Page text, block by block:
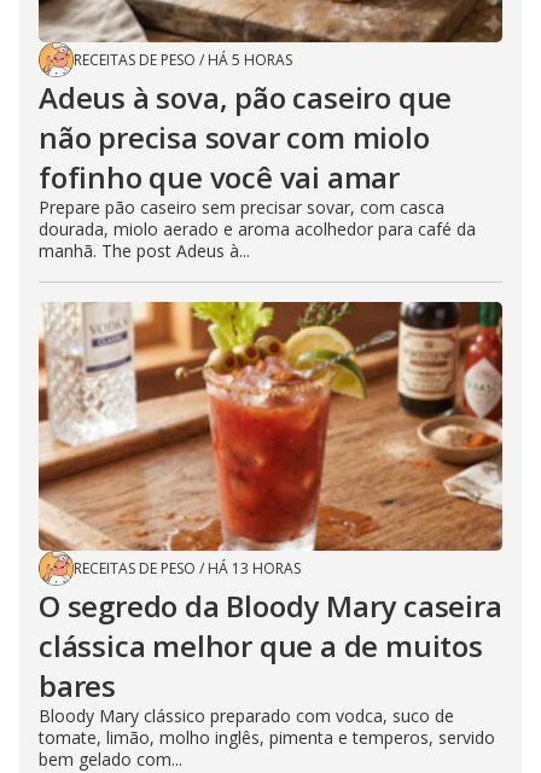
RECEITAS DE PESO / HÁ 5 HORAS
Adeus à sova, pão caseiro que
não precisa sovar com miolo
fofinho que você vai amar
Prepare pão caseiro sem precisar sovar, com casca
dourada, miolo aerado e aroma acolhedor para café da
manhã. The post Adeus à...
RECEITAS DE PESO / HÁ 13 HORAS
O segredo da Bloody Mary caseira
clássica melhor que a de muitos
bares
Bloody Mary clássico preparado com vodca, suco de
tomate, limão, molho inglês, pimenta e temperos, servido
bem gelado com...